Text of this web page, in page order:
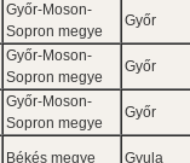
Győr-Moson-
Sopron megye
Győr
Győr-Moson-
Sopron megye
Győr
Győr-Moson-
Sopron megye
Győr
Békés megye Gyula